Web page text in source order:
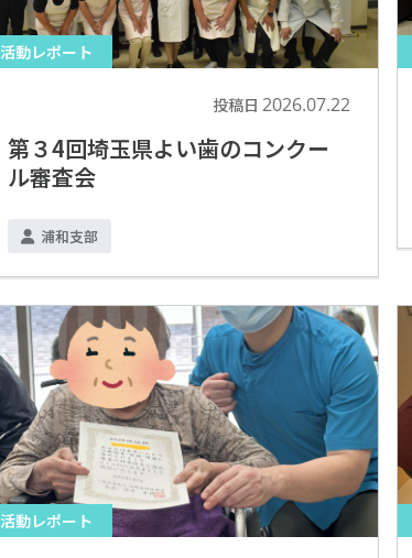
活動レポート
投稿日 2026.07.22
第３4回埼玉県よい歯のコンクー
ル審査会
浦和支部
活動レポート